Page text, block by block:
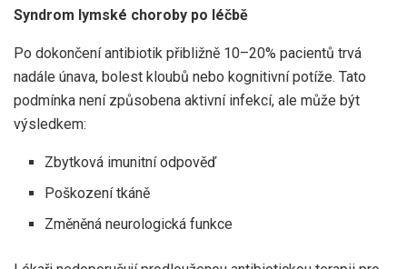
Syndrom lymské choroby po léčbě
Po dokončení antibiotik přibližně 10–20% pacientů trvá
nadále únava, bolest kloubů nebo kognitivní potíže. Tato
podmínka není způsobena aktivní infekcí, ale může být
výsledkem:
Zbytková imunitní odpověď
Poškození tkáně
Změněná neurologická funkce